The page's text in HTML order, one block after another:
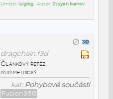
Umístil: luigibg• Autor:Stoyan Ivanov
dragchain.f3d
Článkový řetěz,
parametrický
kat:Pohybové součásti
Fusion360